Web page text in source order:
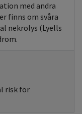
med andra
finns om svåra
nekrolys (Lyells
risk för